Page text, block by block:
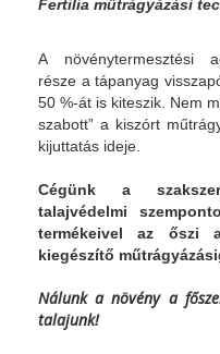
Fertilia műtrágyázási
A növénytermesztési
része a tápanyag
50 %-át is kiteszik. Nem
szabott” a kiszórt
kijuttatás ideje.
Cégünk a
talajvédelmi
termékeivel az őszi
kiegészítő
Nálunk a növény a
talajunk!